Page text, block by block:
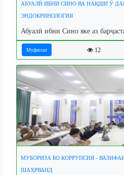
АБУАЛӢ ИБНИ СИНО ВА НАҚШИ Ӯ
ЭНДОКРИНОЛОГИЯ
Абуалӣ ибни Сино яке аз
Муфассал 12
МУБОРИЗА БО КОРРУПСИЯ -
ШАҲРВАНД